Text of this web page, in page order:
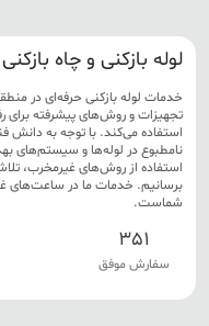
لوله بازکنی و چاه
خدمات لوله بازکنی حرفه‌ای در
تجهیزات و روش‌های پیشرفته
استفاده می‌کند. با توجه به دانش
نامطبوع در لوله‌ها و سیستم‌های
استفاده از روش‌های غیرمخرب،
برسانیم. خدمات ما در ساعت‌های
شماست.
351
سفارش موفق